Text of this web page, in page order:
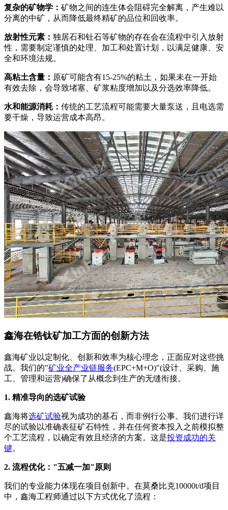
复杂的矿物学： 矿物之间的连生体会阻碍完全解离，产生难以
分离的中矿，从而降低最终精矿的品位和回收率。
放射性元素： 独居石和钍石等矿物的存在会在流程中引入放射
性，需要制定谨慎的处理、加工和处置计划，以满足健康、安
全和环境法规。
高粘土含量： 原矿可能含有15-25%的粘土，如果未在一开始
有效去除，会导致堵塞、矿浆粘度增加以及分选效率降低。
水和能源消耗： 传统的工艺流程可能需要大量泵送，且电选需
要干燥，导致运营成本高昂。
鑫海在锆钛矿加工方面的创新方法
鑫海矿业以定制化、创新和效率为核心理念，正面应对这些挑
战。我们的"矿业全产业链服务(EPC+M+O)"(设计、采购、施
工、管理和运营)确保了从概念到生产的无缝衔接。
1. 精准导向的选矿试验
鑫海将选矿试验视为成功的基石，而非例行公事。我们进行详
尽的试验以准确表征矿石特性，并在任何资本投入之前模拟整
个工艺流程，以确定有效且经济的方案。这是投资成功的关
键。
2. 流程优化："五减一加"原则
我们的专业能力体现在项目创新中。在莫桑比克10000t/d项目
中，鑫海工程师通过以下方式优化了流程：